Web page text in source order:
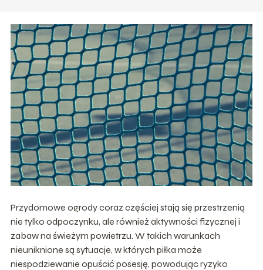
Przydomowe ogrody coraz częściej stają się przestrzenią
nie tylko odpoczynku, ale również aktywności fizycznej i
zabaw na świeżym powietrzu. W takich warunkach
nieuniknione są sytuacje, w których piłka może
niespodziewanie opuścić posesję, powodując ryzyko